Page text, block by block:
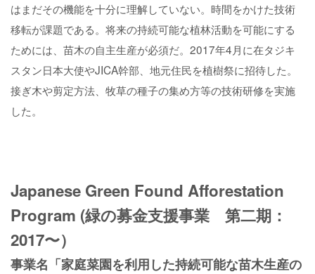
はまだその機能を十分に理解していない。時間をかけた技術
移転が課題である。将来の持続可能な植林活動を可能にする
ためには、苗木の自主生産が必須だ。2017年4月に在タジキ
スタン日本大使やJICA幹部、地元住民を植樹祭に招待した。
接ぎ木や剪定方法、牧草の種子の集め方等の技術研修を実施
した。
Japanese Green Found Afforestation
Program (緑の募金支援事業 第二期：
2017〜）
事業名「家庭菜園を利用した持続可能な苗木生産の